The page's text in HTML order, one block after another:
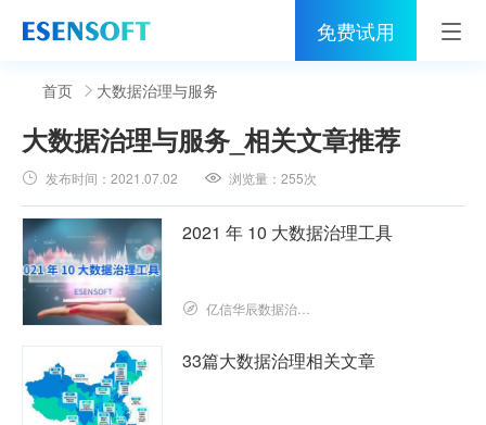
免费试用
首页
睿治
解决方案
伙伴
服务
关于亿信
首页 大数据治理与服务
大数据治理与服务 _相关文章推荐
发布时间：2021.07.02 浏览量：255次
2021 年 10 大数据治理工具
亿信华辰数据治理研究院
33篇大数据治理相关文章